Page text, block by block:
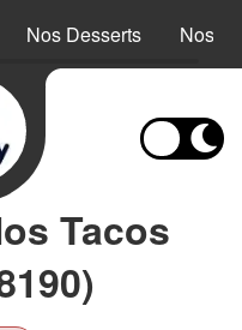
Nos Desserts Nos
Tacos